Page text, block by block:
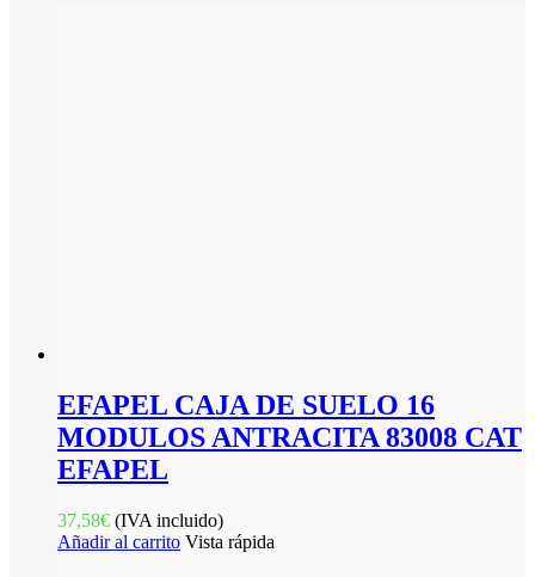
EFAPEL CAJA DE SUELO 16
MODULOS ANTRACITA 83008 CAT
EFAPEL
37,58€ (IVA incluido)
Añadir al carrito Vista rápida